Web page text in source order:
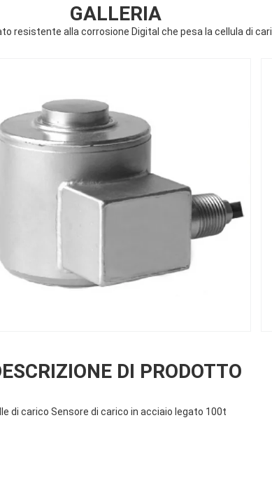
GALLERIA
resistente alla corrosione Digital che pesa la cellula di
DI PRODOTTO
di carico Sensore di carico in acciaio legato 100t